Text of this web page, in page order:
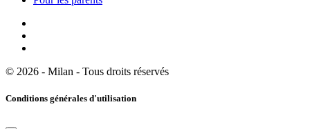
© 2026 - Milan - Tous droits réservés
Conditions générales d'utilisation